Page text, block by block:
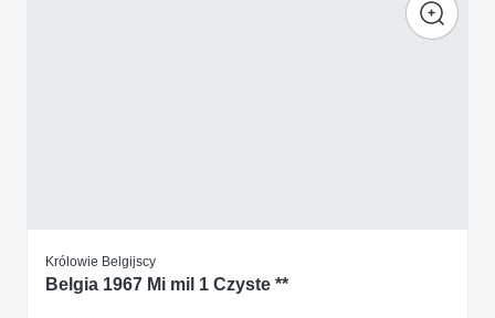
Królowie Belgijscy
Belgia 1967 Mi mil 1 Czyste **